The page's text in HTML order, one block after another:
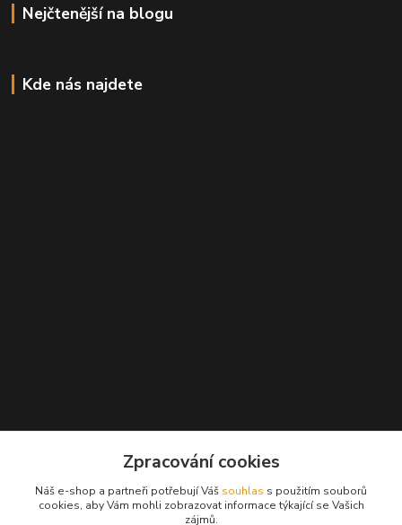
Nejčtenější na blogu
Kde nás najdete
+420 777 271 162
(Po-Pá, 10-18 hod.)
Zpracování cookies
Náš e-shop a partneři potřebují Váš souhlas s použitím souborů
cookies, aby Vám mohli zobrazovat informace týkající se Vašich
zájmů.